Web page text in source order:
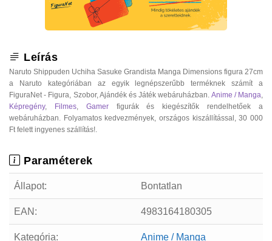
Leírás
Naruto Shippuden Uchiha Sasuke Grandista Manga Dimensions figura 27cm
a Naruto kategóriában az egyik legnépszerűbb terméknek számít a
FiguraNet - Figura, Szobor, Ajándék és Játék webáruházban. Anime / Manga
Képregény, Filmes, Gamerfigurák és kiegészítők rendelhetőek a
webáruházban. Folyamatos kedvezmények, országos kiszállítással, 30 000
Ft felett ingyenes szállítás!.
Paraméterek
Állapot: Bontatlan
EAN: 4983164180305
Kategória: Anime / Manga